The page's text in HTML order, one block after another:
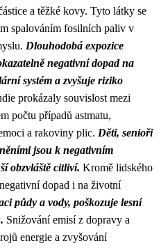
a těžké kovy. Tyto látky se
spalováním fosilních paliv v
Dlouhodobá expozice
negativní dopad na
systém a zvyšuje riziko
prokázaly souvislost mezi
počtu případů astmatu,
a rakoviny plic. Děti, senioři
jsou k negativním
obzvláště citliví. Kromě lidského
dopad i na životní
půdy a vody, poškozuje lesní
Snižování emisí z dopravy a
energie a zvyšování